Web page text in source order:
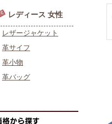
レディース 女性
レザージャケット
革サイフ
革小物
革バッグ